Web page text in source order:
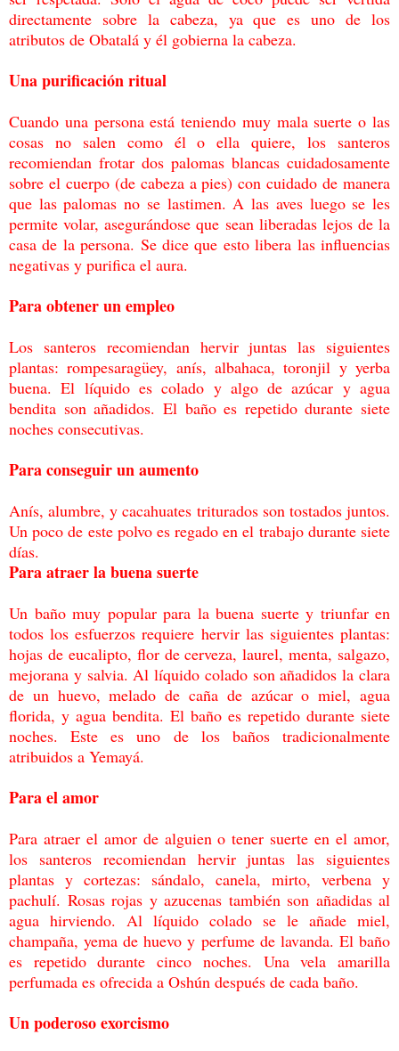
directamente sobre la cabeza, ya que es uno de los
atributos de Obatalá y él gobierna la cabeza.
Una purificación ritual
Cuando una persona está teniendo muy mala suerte o las
cosas no salen como él o ellaquiere, los santeros
recomiendan frotar dos palomas blancas cuidadosamente
sobre el cuerpo (de cabeza a pies) con cuidado de manera
que las palomas no se lastimen. A las aves luego se les
permite volar, asegurándose que sean liberadas lejos de la
casa de lapersona. Se dice que esto libera las influencias
negativas y purifica el aura.
Para obtener un empleo
Los santeros recomiendan hervir juntas las siguientes
plantas: rompesaragüey, anís, albahaca, toronjil y yerba
buena. El líquido es colado y algo de azúcar y agua
bendita sonañadidos. El baño es repetido durante siete
noches consecutivas.
Para conseguir un aumento
Anís, alumbre, y cacahuates triturados son tostados juntos.
Un poco de este polvo esregado en el trabajo durante siete
días.
Para atraer la buena suerte
Un baño muy popular para la buena suerte y triunfar en
todos los esfuerzos requiere hervir las siguientes plantas:
hojas de eucalipto, flor de cerveza, laurel, menta, salgazo,
mejorana y salvia. Al líquido colado son añadidos la clara
de un huevo, melado de caña de azúcar omiel, agua
florida, y agua bendita. El baño es repetido durante siete
noches. Este es uno de los baños tradicionalmente
atribuidos a Yemayá.
Para el amor
Para atraer el amor de alguien o tener suerte en el amor,
los santeros recomiendan hervirjuntas las siguientes
plantas y cortezas: sándalo, canela, mirto, verbena y
pachulí. Rosas rojas y azucenas también son añadidas al
agua hirviendo. Al líquido colado se le añade miel,
champaña, yema de huevo y perfume de lavanda. El baño
es repetido durante cinco noches. Una vela amarilla
perfumada es ofrecida a Oshún después de cada baño.
Un poderoso exorcismo